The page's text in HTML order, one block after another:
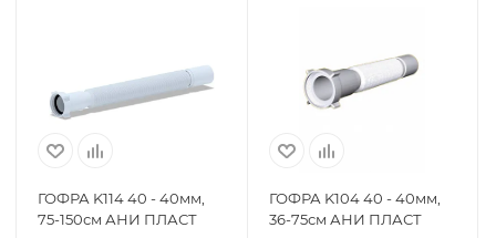
ГОФРА K114 40 - 40мм,
75-150см АНИ ПЛАСТ
ГОФРА K104 40 - 40мм,
36-75см АНИ ПЛАСТ